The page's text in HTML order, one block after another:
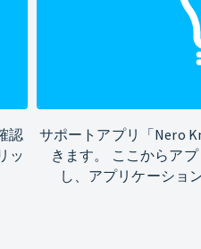
認
ッ
サポートアプリ「Nero
きます。 ここからア
し、アプリケーショ